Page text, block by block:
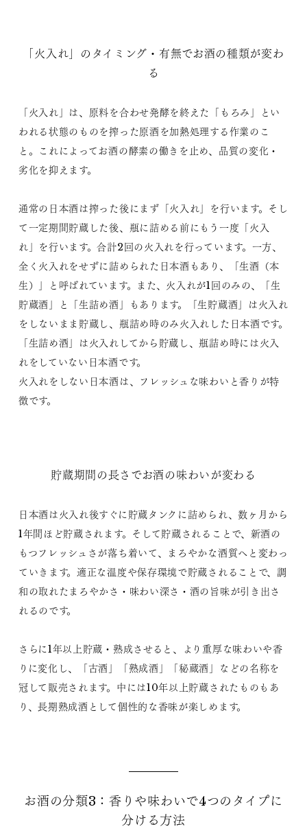
「火入れ」のタイミング・有無でお酒の種類が変わ
る
「火入れ」は、原料を合わせ発酵を終えた「もろみ」とい
われる状態のものを搾った原酒を加熱処理する作業のこ
と。これによってお酒の酵素の働きを止め、品質の変化・
劣化を抑えます。
通常の日本酒は搾った後にまず「火入れ」を行います。そし
て一定期間貯蔵した後、瓶に詰める前にもう一度「火入
れ」を行います。合計2回の火入れを行っています。一方、
全く火入れをせずに詰められた日本酒もあり、「生酒（本
生）」と呼ばれています。また、火入れが1回のみの、「生
貯蔵酒」と「生詰め酒」もあります。「生貯蔵酒」は火入れ
をしないまま貯蔵し、瓶詰め時のみ火入れした日本酒です。
「生詰め酒」は火入れしてから貯蔵し、瓶詰め時には火入
れをしていない日本酒です。
火入れをしない日本酒は、フレッシュな味わいと香りが特
徴です。
貯蔵期間の長さでお酒の味わいが変わる
日本酒は火入れ後すぐに貯蔵タンクに詰められ、数ヶ月から
1年間ほど貯蔵されます。そして貯蔵されることで、新酒の
もつフレッシュさが落ち着いて、まろやかな酒質へと変わっ
ていきます。適正な温度や保存環境で貯蔵されることで、調
和の取れたまろやかさ・味わい深さ・酒の旨味が引き出さ
れるのです。
さらに1年以上貯蔵・熟成させると、より重厚な味わいや香
りに変化し、「古酒」「熟成酒」「秘蔵酒」などの名称を
冠して販売されます。中には10年以上貯蔵されたものもあ
り、長期熟成酒として個性的な香味が楽しめます。
お酒の分類3：香りや味わいで4つのタイプに
分ける方法